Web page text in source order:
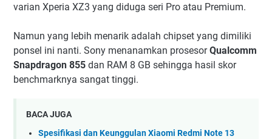
varian Xperia XZ3 yang diduga seri Pro atau Premium.
Namun yang lebih menarik adalah chipset yang dimiliki
ponsel ini nanti. Sony menanamkan prosesorQualcomm
Snapdragon 855 dan RAM 8 GB sehingga hasil skor
benchmarknya sangat tinggi.
BACA JUGA
Spesifikasi dan Keunggulan Xiaomi Redmi Note 13